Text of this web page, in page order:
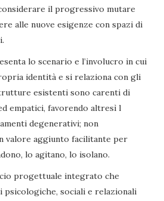
il progressivo mutare
alle nuove esigenze con spazi di
lo scenario e l’involucro in cui
identità e si relaziona con gli
esistenti sono carenti di
empatici, favorendo altresì l
degenerativi; non
valore aggiunto facilitante per
lo agitano, lo isolano.
progettuale integrato che
psicologiche, sociali e relazionali